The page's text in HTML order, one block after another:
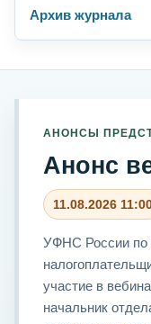
Архив журнала
АНОНСЫ
Анонс
11.08.2026
УФНС России по
участие в
начальник